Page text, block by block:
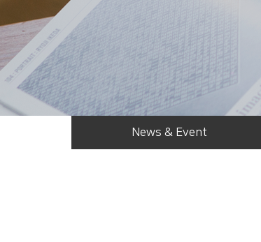
News & Event